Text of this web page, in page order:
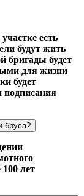
есть
будут жить
бригады будет
для жизни
будет
подписания
бруса?
лет